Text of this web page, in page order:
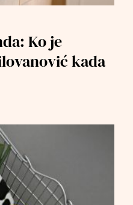
Ko je
kada